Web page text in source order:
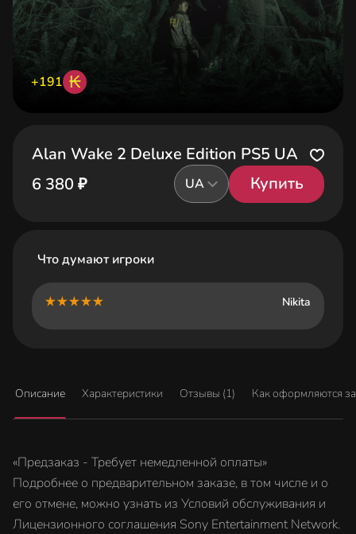
+191 ₭
Alan Wake 2 Deluxe Edition PS5 UA
6 380 ₽
UA Купить
Что думают игроки
Nikita
Описание Характеристики Отзывы (1) Как оформляются
«Предзаказ - Требует немедленной оплаты»
Подробнее о предварительном заказе, в том числе и о
его отмене, можно узнать из Условий обслуживания и
Лицензионного соглашения Sony Entertainment Network.